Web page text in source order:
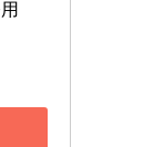
用